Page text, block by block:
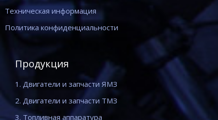
Техническая информация
Политика конфиденциальности
Продукция
1. Двигатели и запчасти ЯМЗ
2. Двигатели и запчасти ТМЗ
3. Топливная аппаратура